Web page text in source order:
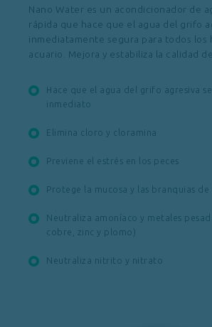
Nano Water es un acondicionador de
rápida que hace que el agua del grifo
inmediatamente segura para todos los
acuario. Mejora y estabiliza la calidad
Hace que el agua del grifo agresiva
inmediato
Elimina cloro y cloramina
Previene el estrés en los peces
Protege la mucosa y las branquias de
Neutraliza amoníaco y metales
cobre, zinc y plomo)
Neutraliza nitrito y nitrato